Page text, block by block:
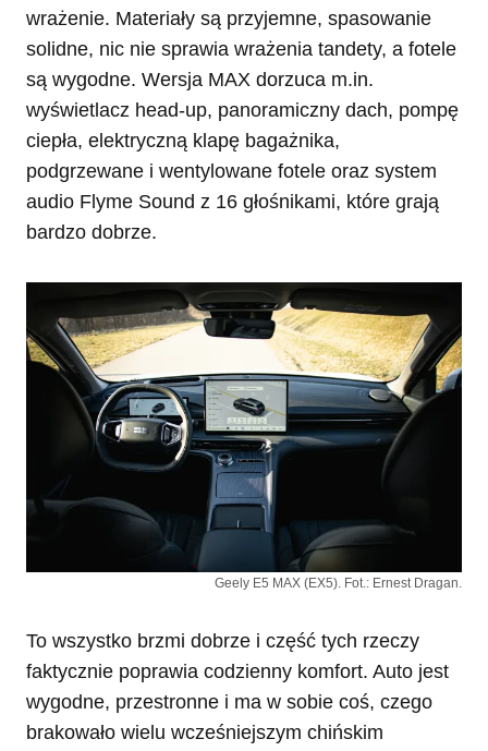
wrażenie. Materiały są przyjemne, spasowanie
solidne, nic nie sprawia wrażenia tandety, a fotele
są wygodne. Wersja MAX dorzuca m.in.
wyświetlacz head-up, panoramiczny dach, pompę
ciepła, elektryczną klapę bagażnika,
podgrzewane i wentylowane fotele oraz system
audio Flyme Sound z 16 głośnikami, które grają
bardzo dobrze.
Geely E5 MAX (EX5). Fot.: Ernest Dragan.
To wszystko brzmi dobrze i część tych rzeczy
faktycznie poprawia codzienny komfort. Auto jest
wygodne, przestronne i ma w sobie coś, czego
brakowało wielu wcześniejszym chińskim